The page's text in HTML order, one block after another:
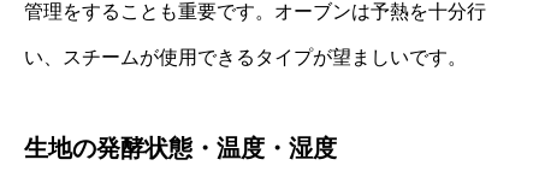
管理をすることも重要です。オーブンは予熱を十分行
い、スチームが使用できるタイプが望ましいです。
生地の発酵状態・温度・湿度